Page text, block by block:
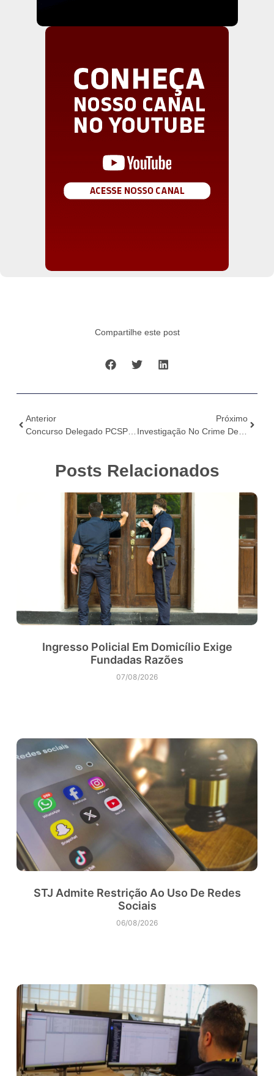
Compartilhe este post
Anterior
Concurso Delegado PCSP: Quantidade De Inscritos Divulgada
Próximo
Posts Relacionados
Ingresso Policial Em Domicílio Exige
Fundadas Razões
07/08/2026
STJ Admite Restrição Ao Uso De Redes
Sociais
06/08/2026